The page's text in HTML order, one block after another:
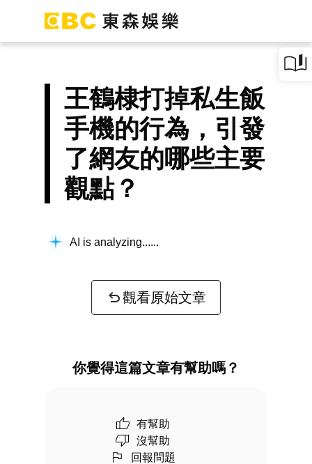
王鶴棣打掉私生飯
手機的行為，引發
了網友的哪些主要
觀點？
AI is analyzing...
觀看原始文章
你覺得這篇文章有幫助嗎？
有幫助
沒幫助
回報問題